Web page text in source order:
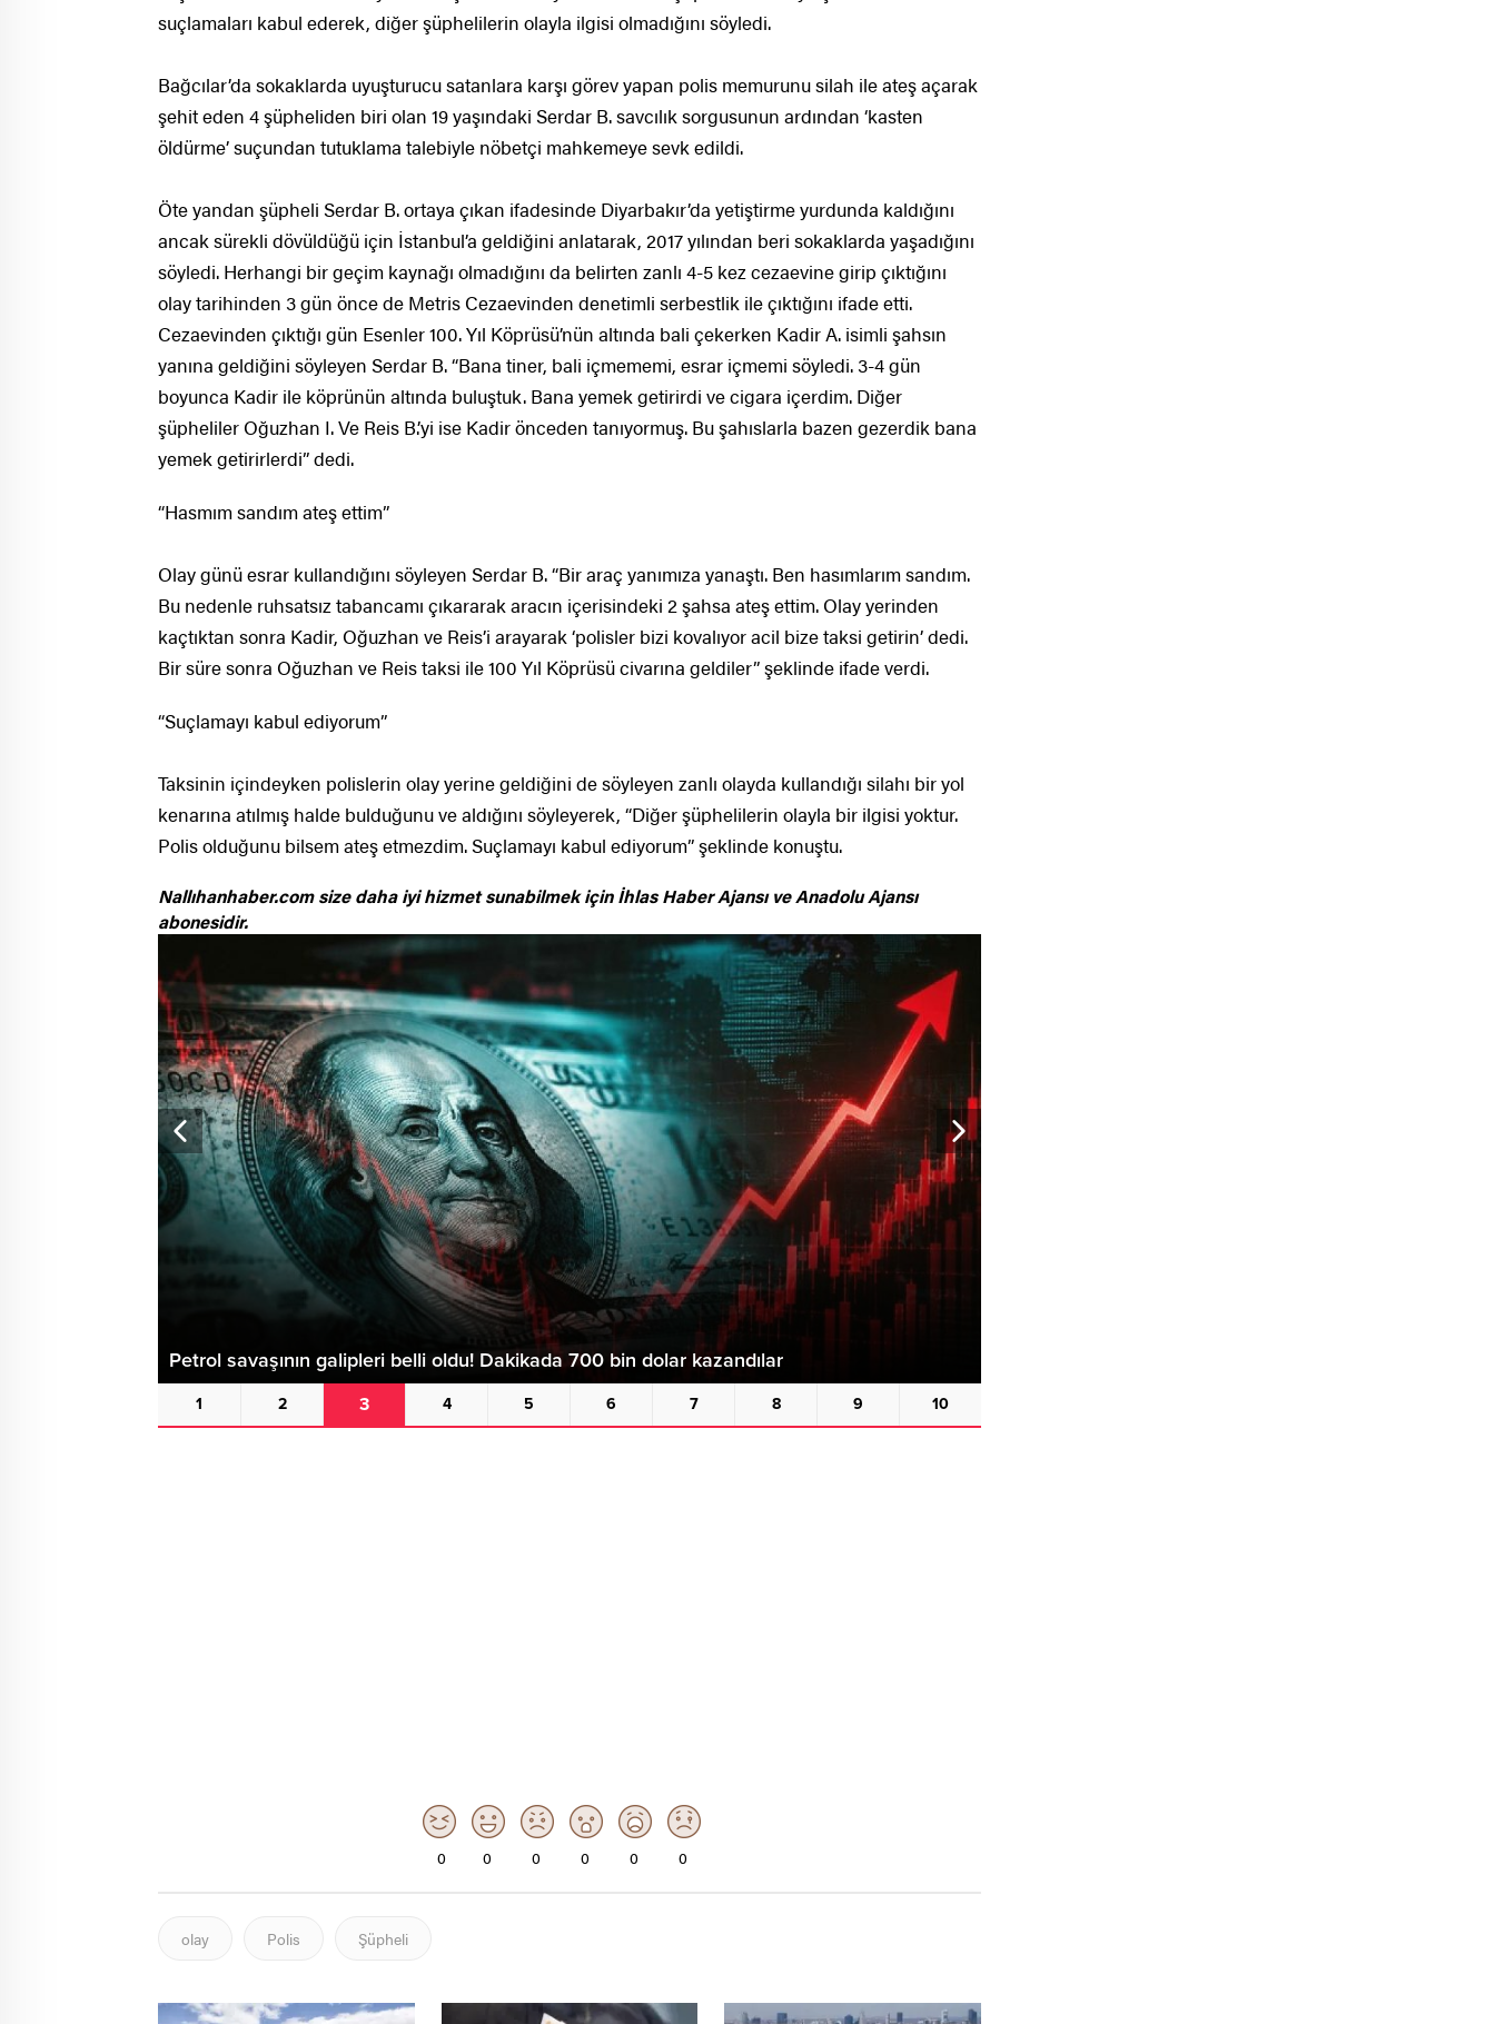
suçlamaları kabul ederek, diğer şüphelilerin olayla ilgisi olmadığını söyledi.
Bağcılar’da sokaklarda uyuşturucu satanlara karşı görev yapan polis memurunu silah ile ateş açarak
şehit eden 4 şüpheliden biri olan 19 yaşındaki Serdar B. savcılık sorgusunun ardından ‘kasten
öldürme’ suçundan tutuklama talebiyle nöbetçi mahkemeye sevk edildi.
Öte yandan şüpheli Serdar B. ortaya çıkan ifadesinde Diyarbakır’da yetiştirme yurdunda kaldığını
ancak sürekli dövüldüğü için İstanbul’a geldiğini anlatarak, 2017 yılından beri sokaklarda yaşadığını
söyledi. Herhangi bir geçim kaynağı olmadığını da belirten zanlı 4-5 kez cezaevine girip çıktığını
olay tarihinden 3 gün önce de Metris Cezaevinden denetimli serbestlik ile çıktığını ifade etti.
Cezaevinden çıktığı gün Esenler 100. Yıl Köprüsü’nün altında bali çekerken Kadir A. isimli şahsın
yanına geldiğini söyleyen Serdar B. “Bana tiner, bali içmememi, esrar içmemi söyledi. 3-4 gün
boyunca Kadir ile köprünün altında buluştuk. Bana yemek getirirdi ve cigara içerdim. Diğer
şüpheliler Oğuzhan I. Ve Reis B.’yi ise Kadir önceden tanıyormuş. Bu şahıslarla bazen gezerdik bana
yemek getirirlerdi” dedi.
“Hasmım sandım ateş ettim”
Olay günü esrar kullandığını söyleyen Serdar B. “Bir araç yanımıza yanaştı. Ben hasımlarım sandım.
Bu nedenle ruhsatsız tabancamı çıkararak aracın içerisindeki 2 şahsa ateş ettim. Olay yerinden
kaçtıktan sonra Kadir, Oğuzhan ve Reis’i arayarak ‘polisler bizi kovalıyor acil bize taksi getirin’ dedi.
Bir süre sonra Oğuzhan ve Reis taksi ile 100 Yıl Köprüsü civarına geldiler” şeklinde ifade verdi.
“Suçlamayı kabul ediyorum”
Taksinin içindeyken polislerin olay yerine geldiğini de söyleyen zanlı olayda kullandığı silahı bir yol
kenarına atılmış halde bulduğunu ve aldığını söyleyerek, “Diğer şüphelilerin olayla bir ilgisi yoktur.
Polis olduğunu bilsem ateş etmezdim. Suçlamayı kabul ediyorum” şeklinde konuştu.
Nallıhanhaber.com size daha iyi hizmet sunabilmek için İhlas Haber Ajansı ve Anadolu Ajansı
abonesidir.
0 0 0 0 0 0
olay Polis Şüpheli